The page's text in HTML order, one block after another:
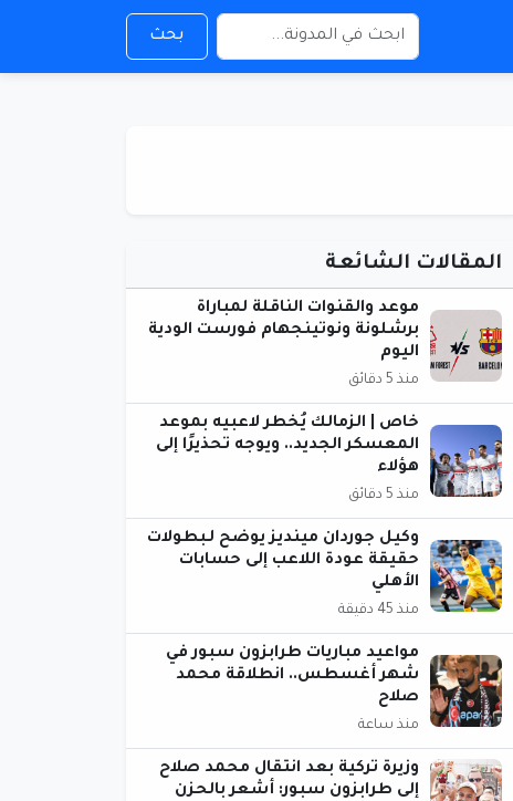
بحث
المقالات الشائعة
موعد والقنوات الناقلة لمباراة
برشلونة ونوتينجهام فورست الودية
اليوم
منذ 5 دقائق
خاص | الزمالك يُخطر لاعبيه بموعد
المعسكر الجديد.. ويوجه تحذيرًا إلى
هؤلاء
منذ 5 دقائق
وكيل جوردان مينديز يوضح لـبطولات
حقيقة عودة اللاعب إلى حسابات
الأهلي
منذ 45 دقيقة
مواعيد مباريات طرابزون سبور في
شهر أغسطس.. انطلاقة محمد
صلاح
منذ ساعة
وزيرة تركية بعد انتقال محمد صلاح
إلى طرابزون سبور: أشعر بالحزن